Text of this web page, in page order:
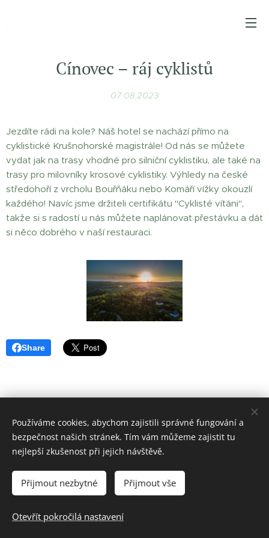
Cínovec – ráj cyklistů
07.08.2023
Jezdíte rádi na kole? Náš hotel se nachází přímo na
cyklistické Krušnohorské magistrále! Od nás se můžete
vydat jak na trasy vhodné pro silniční cyklistiku, ale také na
trasy pro milovníky krosové cyklistiky. Výhledy na české
středohoří z vrcholu Bouřňáku nebo Komáří vížky okouzlí
každého! Navíc jsme držiteli certifikátu "Cyklisté vítáni",
takže si s radostí u nás můžete naplánovat přestávku a dát
si něco dobrého v naší restauraci.
Share
Hotel Pomezí, Cínovec 221, 415 01 Dubí u Teplic
Tel. +420 732 757 959, e-mail: info@hotelpomezi.cz
Ilustrační fotografie: Pixabay
Vytvořeno službouWebnode
Čeština
Používáme cookies, abychom zajistili správné fungování a
bezpečnost našich stránek. Tím vám můžeme zajistit tu
nejlepší zkušenost při jejich návštěvě.
Přijmout nezbytné Přijmout vše
Otevřít pokročilá nastavení